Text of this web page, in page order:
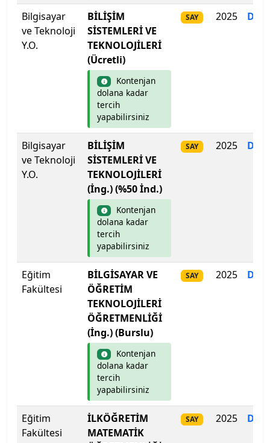
Kırıkkale Üniversitesi
Kırklareli Üniversitesi
Kırşehir Ahi Evran Üniversitesi
Kilis 7 Aralık Üniversitesi
Kocaeli Sağlık ve Teknoloji Üniversitesi
Kocaeli Üniversitesi
Koç Üniversitesi
Konya Gıda ve Tarım Üniversitesi
Konya Teknik Üniversitesi
KTO Karatay Üniversitesi
Kütahya Dumlupınar Üniversitesi
Kütahya Sağlık Bilimleri Üniversitesi
Lefke Avrupa Üniversitesi
Lokman Hekim Üniversitesi
Malatya Turgut Özal Üniversitesi
Bilgisayar
ve Teknoloji
Y.O.
BİLİŞİM
SİSTEMLERİ VE
TEKNOLOJİLERİ
(Ücretli)
Kontenjan
dolana kadar
tercih
yapabilirsiniz
SAY 2025
Bilgisayar
ve Teknoloji
Y.O.
BİLİŞİM
SİSTEMLERİ VE
TEKNOLOJİLERİ
(İng.) (%50 İnd.)
Kontenjan
dolana kadar
tercih
yapabilirsiniz
SAY 2025
Eğitim
Fakültesi
BİLGİSAYAR VE
ÖĞRETİM
TEKNOLOJİLERİ
ÖĞRETMENLİĞİ
(İng.) (Burslu)
Kontenjan
dolana kadar
tercih
yapabilirsiniz
SAY 2025
Eğitim
Fakültesi
İLKÖĞRETİM
MATEMATİK
SAY 2025